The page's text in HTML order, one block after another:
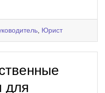
, Юрист
для